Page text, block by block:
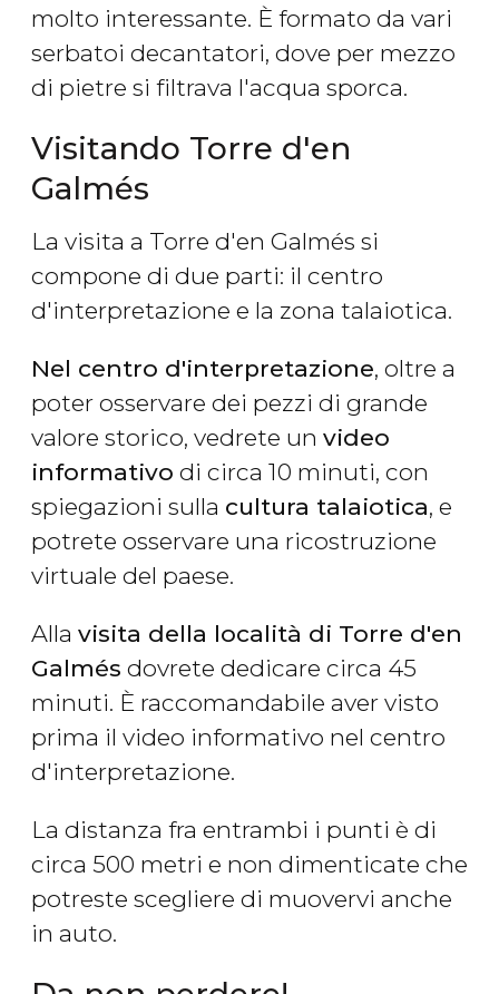
molto interessante. È formato da vari
serbatoi decantatori, dove per mezzo
di pietre si filtrava l'acqua sporca.
Visitando Torre d'en
Galmés
La visita a Torre d'en Galmés si
compone di due parti: il centro
d'interpretazione e la zona talaiotica.
Nel centro d'interpretazione, oltre a
poter osservare dei pezzi di grande
valore storico, vedrete un video
informativo di circa 10 minuti, con
spiegazioni sulla cultura talaiotica, e
potrete osservare una ricostruzione
virtuale del paese.
Alla visita della località di Torre d'en
Galmés dovrete dedicare circa 45
minuti. È raccomandabile aver visto
prima il video informativo nel centro
d'interpretazione.
La distanza fra entrambi i punti è di
circa 500 metri e non dimenticate che
potreste scegliere di muovervi anche
in auto.